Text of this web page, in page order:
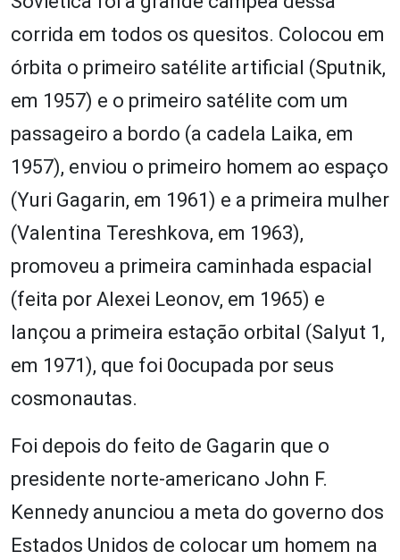
corrida em todos os quesitos. Colocou em
órbita o primeiro satélite artificial (Sputnik,
em 1957) e o primeiro satélite com um
passageiro a bordo (a cadela Laika, em
1957), enviou o primeiro homem ao espaço
(Yuri Gagarin, em 1961) e a primeira mulher
(Valentina Tereshkova, em 1963),
promoveu a primeira caminhada espacial
(feita por Alexei Leonov, em 1965) e
lançou a primeira estação orbital (Salyut 1,
em 1971), que foi 0ocupada por seus
cosmonautas.
Foi depois do feito de Gagarin que o
presidente norte-americano John F.
Kennedy anunciou a meta do governo dos
Estados Unidos de colocar um homem na